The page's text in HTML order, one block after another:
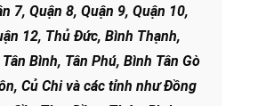
7, Quận 8, Quận 9, Quận 10,
12, Thủ Đức, Bình Thạnh,
Bình, Tân Phú, Bình Tân Gò
Củ Chi và các tỉnh như Đồng